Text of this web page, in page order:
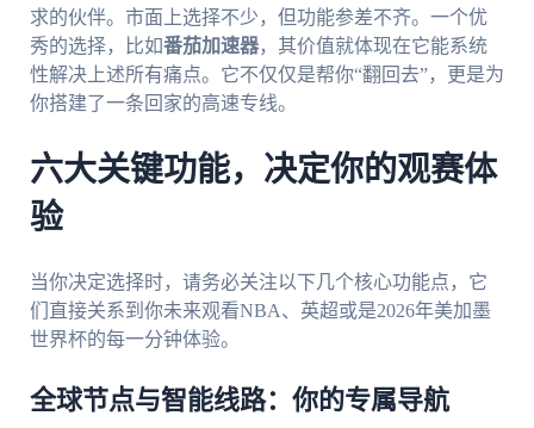
求的伙伴。市面上选择不少，但功能参差不齐。一个优
秀的选择，比如番茄加速器，其价值就体现在它能系统
性解决上述所有痛点。它不仅仅是帮你“翻回去”，更是为
你搭建了一条回家的高速专线。
六大关键功能，决定你的观赛体
验
当你决定选择时，请务必关注以下几个核心功能点，它
们直接关系到你未来观看NBA、英超或是2026年美加墨
世界杯的每一分钟体验。
全球节点与智能线路：你的专属导航